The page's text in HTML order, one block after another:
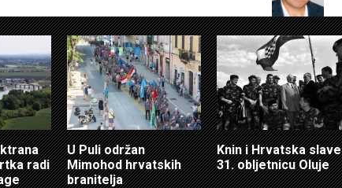
radi
U Puli održan
Mimohod hrvatskih
branitelja
Knin i Hrvatska slave
31. obljetnicu Oluje